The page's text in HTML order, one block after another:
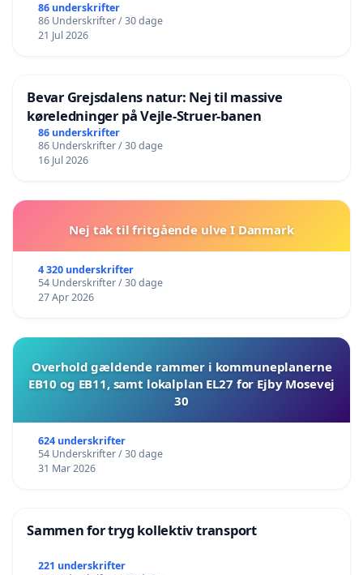
86 underskrifter
86 Underskrifter / 30 dage
21 Jul 2026
Bevar Grejsdalens natur: Nej til massive
køreledninger på Vejle-Struer-banen
86 underskrifter
86 Underskrifter / 30 dage
16 Jul 2026
Nej tak til fritgående ulve I Danmark
4 320 underskrifter
54 Underskrifter / 30 dage
27 Apr 2026
Overhold gældende rammer i kommuneplanerne
EB10 og EB11, samt lokalplan EL27 for Ejby Mosevej
30
624 underskrifter
54 Underskrifter / 30 dage
31 Mar 2026
Sammen for tryg kollektiv transport
221 underskrifter